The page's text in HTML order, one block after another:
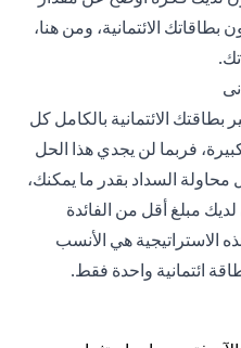
الائتمانية، ومن هنا،
بطاقتك الائتمانية بالكامل كل
فربما لن يجدي هذا الحل
محاولة السداد بقدر ما يمكنك،
مبلغ أقل من الفائدة
الاستراتيجية هي الأنسب
ائتمانية واحدة فقط.